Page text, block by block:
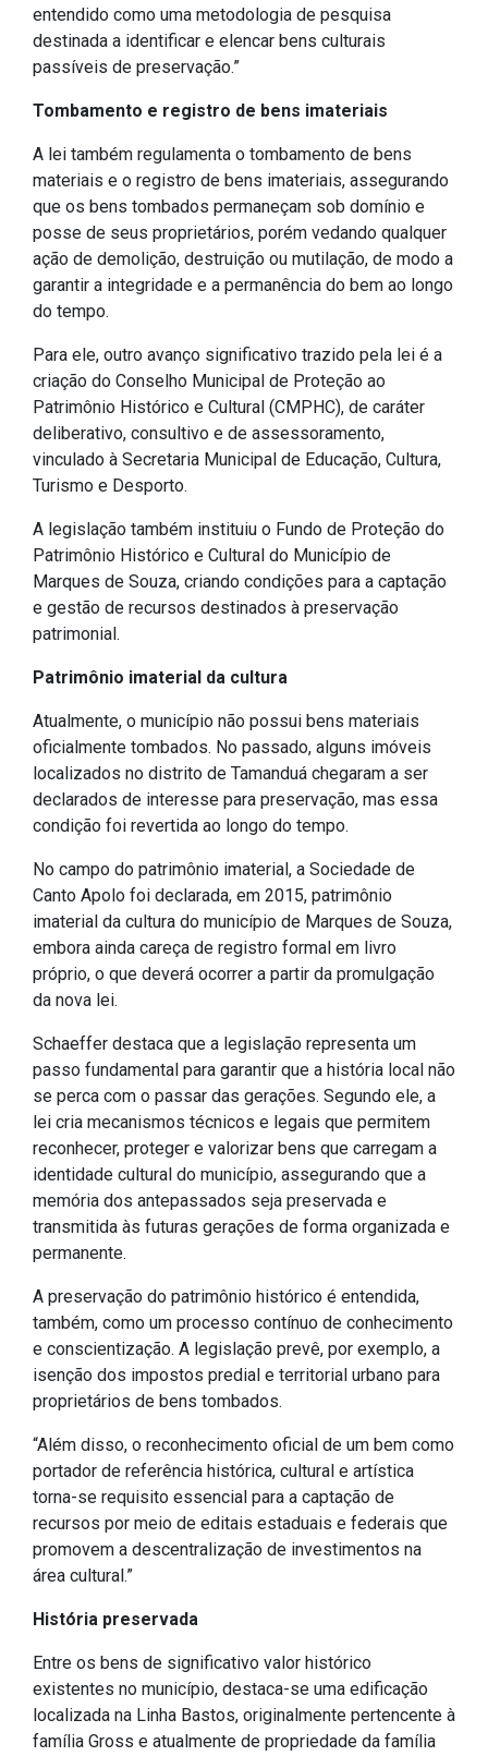
entendido como uma metodologia de pesquisa
destinada a identificar e elencar bens culturais
passíveis de preservação.”
Tombamento e registro de bens imateriais
A lei também regulamenta o tombamento de bens
materiais e o registro de bens imateriais, assegurando
que os bens tombados permaneçam sob domínio e
posse de seus proprietários, porém vedando qualquer
ação de demolição, destruição ou mutilação, de modo a
garantir a integridade e a permanência do bem ao longo
do tempo.
Para ele, outro avanço significativo trazido pela lei é a
criação do Conselho Municipal de Proteção ao
Patrimônio Histórico e Cultural (CMPHC), de caráter
deliberativo, consultivo e de assessoramento,
vinculado à Secretaria Municipal de Educação, Cultura,
Turismo e Desporto.
A legislação também instituiu o Fundo de Proteção do
Patrimônio Histórico e Cultural do Município de
Marques de Souza, criando condições para a captação
e gestão de recursos destinados à preservação
patrimonial.
Patrimônio imaterial da cultura
Atualmente, o município não possui bens materiais
oficialmente tombados. No passado, alguns imóveis
localizados no distrito de Tamanduá chegaram a ser
declarados de interesse para preservação, mas essa
condição foi revertida ao longo do tempo.
No campo do patrimônio imaterial, a Sociedade de
Canto Apolo foi declarada, em 2015, patrimônio
imaterial da cultura do município de Marques de Souza,
embora ainda careça de registro formal em livro
próprio, o que deverá ocorrer a partir da promulgação
da nova lei.
Schaeffer destaca que a legislação representa um
passo fundamental para garantir que a história local não
se perca com o passar das gerações. Segundo ele, a
lei cria mecanismos técnicos e legais que permitem
reconhecer, proteger e valorizar bens que carregam a
identidade cultural do município, assegurando que a
memória dos antepassados seja preservada e
transmitida às futuras gerações de forma organizada e
permanente.
A preservação do patrimônio histórico é entendida,
também, como um processo contínuo de conhecimento
e conscientização. A legislação prevê, por exemplo, a
isenção dos impostos predial e territorial urbano para
proprietários de bens tombados.
“Além disso, o reconhecimento oficial de um bem como
portador de referência histórica, cultural e artística
torna-se requisito essencial para a captação de
recursos por meio de editais estaduais e federais que
promovem a descentralização de investimentos na
área cultural.”
História preservada
Entre os bens de significativo valor histórico
existentes no município, destaca-se uma edificação
localizada na Linha Bastos, originalmente pertencente à
família Gross e atualmente de propriedade da família